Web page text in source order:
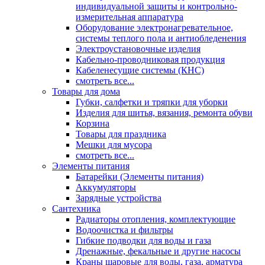
индивидуальной защиты и контрольно-
измерительная аппаратура
Оборудование электронагревательное,
системы теплого пола и антиобледенения
Электроустановочные изделия
Кабельно-проводниковая продукция
Кабеленесущие системы (КНС)
смотреть все...
Товары для дома
Губки, салфетки и тряпки для уборки
Изделия для шитья, вязания, ремонта обуви
Корзина
Товары для праздника
Мешки для мусора
смотреть все...
Элементы питания
Батарейки (Элементы питания)
Аккумуляторы
Зарядные устройства
Сантехника
Радиаторы отопления, комплектующие
Водоочистка и фильтры
Гибкие подводки для воды и газа
Дренажные, фекальные и другие насосы
Краны шаровые для воды, газа, арматура